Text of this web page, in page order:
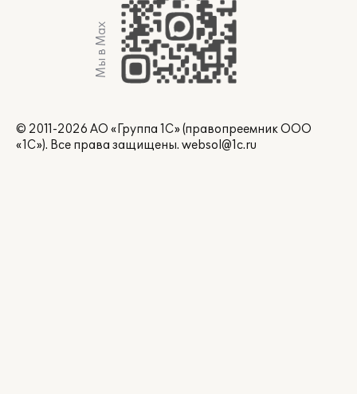
Мы в Max
© 2011-2026 АО «Группа 1С» (правопреемник ООО
«1С»). Все права защищены. websol@1c.ru